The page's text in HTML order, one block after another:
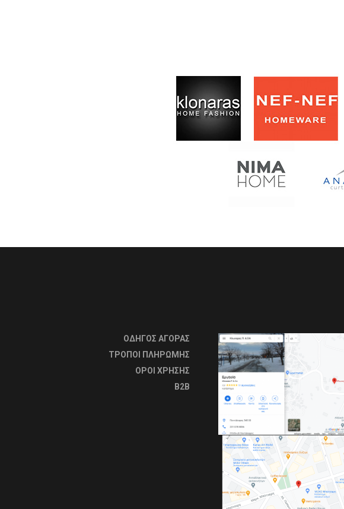
ΟΔΗΓΟΣ ΑΓΟΡΑΣ
ΤΡΟΠΟΙ ΠΛΗΡΩΜΗΣ
OΡΟΙ ΧΡΗΣΗΣ
B2B